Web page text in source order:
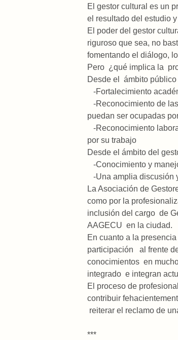
El gestor cultural es un
el resultado del estudio
El poder del gestor
riguroso que sea, no
fomentando el diálogo,
Pero ¿qué implica la
Desde el ámbito público
-Fortalecimiento
-Reconocimiento de
puedan ser ocupadas
-Reconocimiento
por su trabajo
Desde el ámbito del
-Conocimiento y
-Una amplia discusión
La Asociación de
como por la
inclusión del cargo de
AAGECU en la ciudad.
En cuanto a la
participación al frente
conocimientos en
integrado e integran
El proceso de
contribuir
reiterar el reclamo de
***